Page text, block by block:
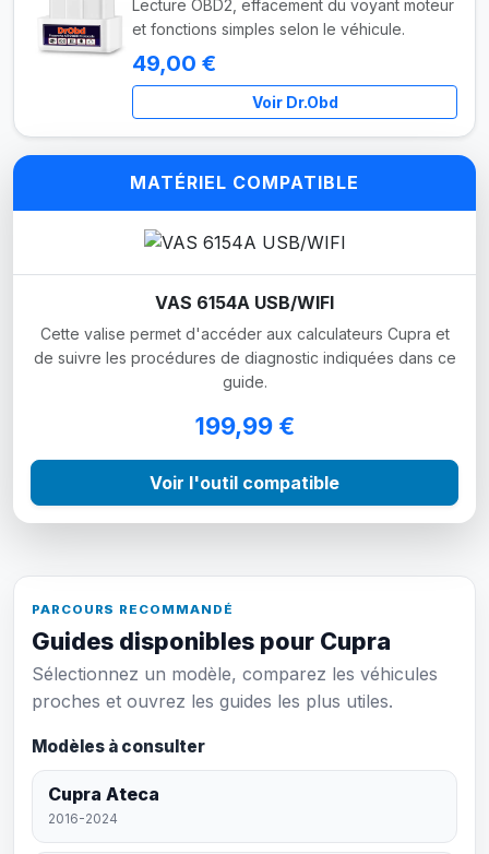
Lecture OBD2, effacement du voyant moteur
et fonctions simples selon le véhicule.
49,00 €
Voir Dr.Obd
MATÉRIEL COMPATIBLE
VAS 6154A USB/WIFI
Cette valise permet d'accéder aux calculateurs Cupra et
de suivre les procédures de diagnostic indiquées dans ce
guide.
199,99 €
Voir l'outil compatible
PARCOURS RECOMMANDÉ
Guides disponibles pour Cupra
Sélectionnez un modèle, comparez les véhicules
proches et ouvrez les guides les plus utiles.
Modèles à consulter
Cupra Ateca
2016-2024